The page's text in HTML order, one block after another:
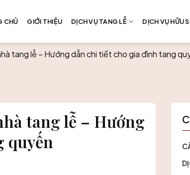
CHỦ GIỚI THIỆU DỊCH VỤ TANG LỄ DỊCH VỤ HỮU
tang lễ – Hướng dẫn chi tiết cho gia đình tang
tang lễ – Hướng
quyến